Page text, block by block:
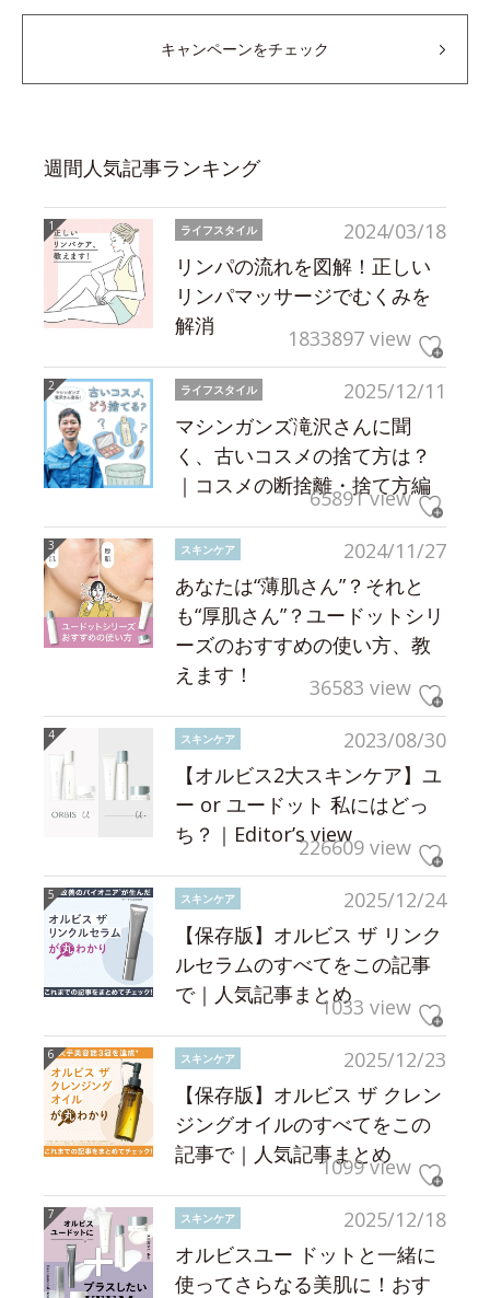
キャンペーンをチェック
週間人気記事ランキング
2024/03/18
ライフスタイル
リンパの流れを図解！正しい
リンパマッサージでむくみを
解消
1833897 view
2025/12/11
ライフスタイル
マシンガンズ滝沢さんに聞
く、古いコスメの捨て方は？
｜コスメの断捨離・捨て方編
65891 view
2024/11/27
スキンケア
あなたは“薄肌さん”？それと
も“厚肌さん”？ユードットシリ
ーズのおすすめの使い方、教
えます！
36583 view
2023/08/30
スキンケア
【オルビス2大スキンケア】ユ
ー or ユードット 私にはどっ
ち？｜Editor’s view226609 view
2025/12/24
スキンケア
【保存版】オルビス ザ リンク
ルセラムのすべてをこの記事
で｜人気記事まとめ1033 view
2025/12/23
スキンケア
【保存版】オルビス ザ クレン
ジングオイルのすべてをこの
記事で｜人気記事まとめ
1099 view
2025/12/18
スキンケア
オルビスユー ドットと一緒に
使ってさらなる美肌に！おす